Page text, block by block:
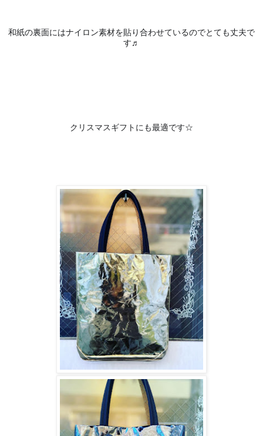
和紙の裏面にはナイロン素材を貼り合わせているのでとても丈夫で
す♬
クリスマスギフトにも最適です☆